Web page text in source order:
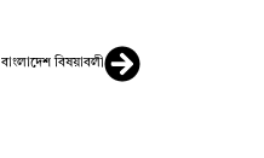
বাংলাদেশ বিষয়াবলী